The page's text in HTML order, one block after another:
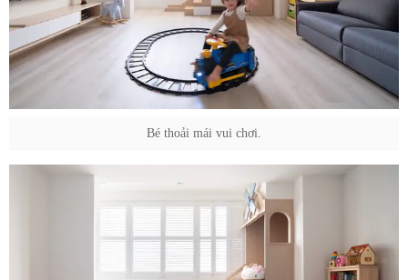
Bé thoải mái vui chơi.